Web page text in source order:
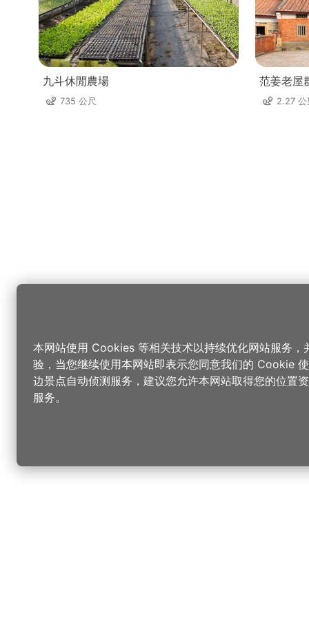
九斗休閒農場
735 公尺
范姜老屋
2.27 公
本网站使用 Cookies 等相关技术以持续优化网站服务，
验，当您继续使用本网站即表示您同意我们的 Cookie
边景点自动侦测服务，建议您允许本网站取得您的位置
服务。